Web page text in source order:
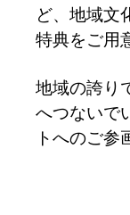
ど、地域文
特典をご用
地域の誇り
へつないで
トへのご参